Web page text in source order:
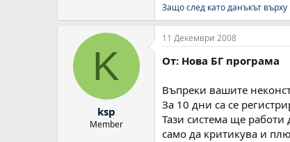
Защо след като данъкът
K
ksp
Member
11 Декември 2008
От: Нова БГ програма
Въпреки вашите
За 10 дни са се
Тази система ще
само да критикува и